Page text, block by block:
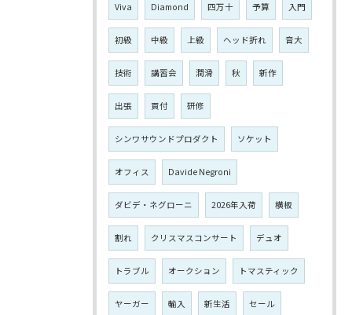
Viva Diamond 四万十 予算 入門
初級 中級 上級 ヘッド折れ 音大
技術 講習会 潤滑 秋 新作
出張 買付 研修
シンワサウンドプロダクト ソケット
オフィス Davide Negroni
ダビデ・ネグローニ 2026年入荷 横板
割れ クリスマスコンサート デュオ
トラブル オークション トマスティック
ヤーガー 輸入 新生活 セール